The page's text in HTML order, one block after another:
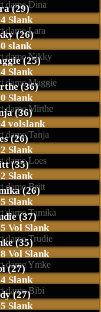
(29)
Slank
(26)
slank
(25)
Slank
(36)
Slank
(36)
volslank
(26)
Slank
(35)
Slank
(26)
Slank
(37)
Vol Slank
(35)
Vol Slank
(27)
Slank
(27)
Slank